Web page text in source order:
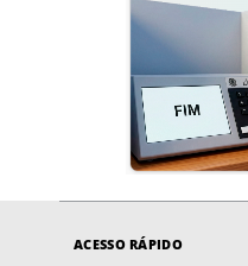
ACESSO RÁPIDO